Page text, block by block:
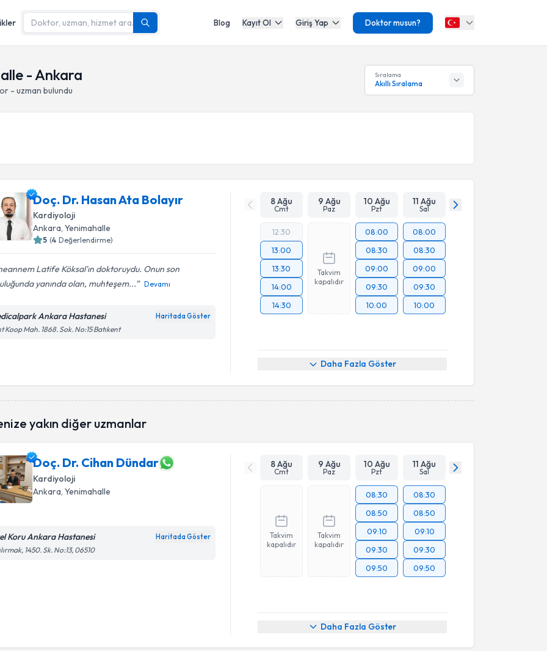
Blog Kayıt Ol Giriş Yap Doktor musun?
- Ankara
- uzman bulundu
Sıralama
Akıllı Sıralama
Doç. Dr. Hasan Ata Bolayır
Kardiyoloji
Ankara, Yenimahalle
5 (4 Değerlendirme)
Latife Köksal'ın doktoruydu. Onun son
yanında olan, muhteşem...
Devamı
Ankara Hastanesi Haritada Göster
Koop Mah. 1868. Sok. No:15 Batıkent
8 Ağu
Cmt
9 Ağu
Paz
10 Ağu
Pzt
11 Ağu
Sal
12:30
13:00
13:30
14:00
14:30
Takvim
kapalıdır
08:00
08:30
09:00
09:30
10:00
08:00
08:30
09:00
09:30
10:00
Daha Fazla Göster
yakın diğer uzmanlar
Doç. Dr. Cihan Dündar
Kardiyoloji
Ankara , Yenimahalle
Koru Ankara Hastanesi Haritada Göster
1450. Sk. No:13, 06510
8 Ağu
Cmt
9 Ağu
Paz
10 Ağu
Pzt
11 Ağu
Sal
Takvim
kapalıdır
Takvim
kapalıdır
08:30
08:50
09:10
09:30
09:50
08:30
08:50
09:10
09:30
09:50
Daha Fazla Göster
Randevu Takvimi Talebi